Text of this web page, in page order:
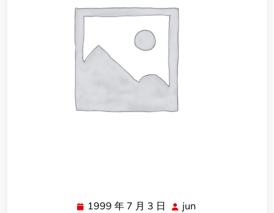
1999 年 7 月 3 日 1999jun